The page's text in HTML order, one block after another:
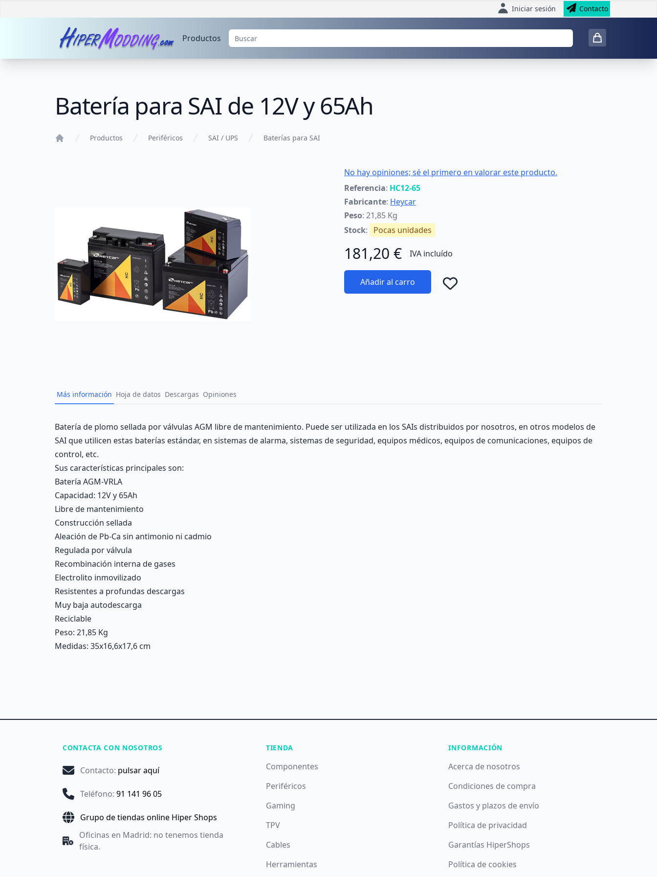
Iniciar sesión Contacto
Productos
Batería para SAI de 12V y 65Ah
Productos Periféricos SAI / UPS Baterías para SAI
No hay opiniones; sé el primero en valorar este producto.
Referencia: HC12-65
Fabricante: Heycar
Peso: 21,85 Kg
Stock: Pocas unidades
181,20 € IVA incluído
Añadir al carro
Más información Hoja de datos Descargas Opiniones
Description
Batería de plomo sellada por válvulas AGM libre de mantenimiento. Puede ser utilizada en los SAIs distribuidos por nosotros, en otros modelos de
SAI que utilicen estas baterías estándar, en sistemas de alarma, sistemas de seguridad, equipos médicos, equipos de comunicaciones, equipos de
control, etc.
Sus características principales son:
Batería AGM-VRLA
Capacidad: 12V y 65Ah
Libre de mantenimiento
Construcción sellada
Aleación de Pb-Ca sin antimonio ni cadmio
Regulada por válvula
Recombinación interna de gases
Electrolito inmovilizado
Resistentes a profundas descargas
Muy baja autodescarga
Reciclable
Peso: 21,85 Kg
Medidas: 35x16,6x17,6 cm
CONTACTA CON NOSOTROS
Contacto: pulsar aquí
Teléfono: 91 141 96 05
Grupo de tiendas online Hiper Shops
Oficinas en Madrid: no tenemos tienda
física.
TIENDA
Componentes
Periféricos
Gaming
TPV
Cables
Herramientas
INFORMACIÓN
Acerca de nosotros
Condiciones de compra
Gastos y plazos de envío
Política de privacidad
Garantías HiperShops
Política de cookies